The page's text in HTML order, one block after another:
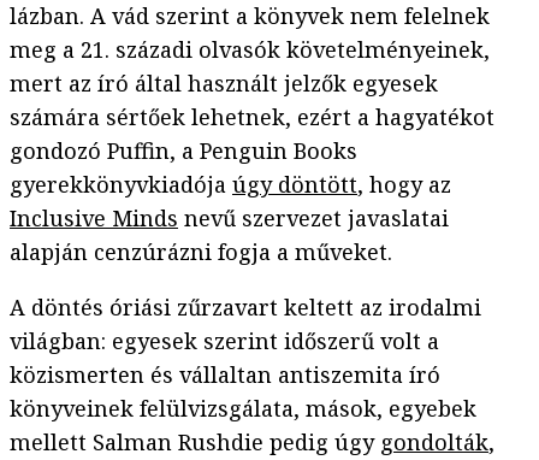
lázban. A vád szerint a könyvek nem felelnek
meg a 21. századi olvasók követelményeinek,
mert az író által használt jelzők egyesek
számára sértőek lehetnek, ezért a hagyatékot
gondozó Puffin, a Penguin Books
gyerekkönyvkiadója úgy döntött, hogy az
Inclusive Minds nevű szervezet javaslatai
alapján cenzúrázni fogja a műveket.
A döntés óriási zűrzavart keltett az irodalmi
világban: egyesek szerint időszerű volt a
közismerten és vállaltan antiszemita író
könyveinek felülvizsgálata, mások, egyebek
mellett Salman Rushdie pedig úgy gondolták,